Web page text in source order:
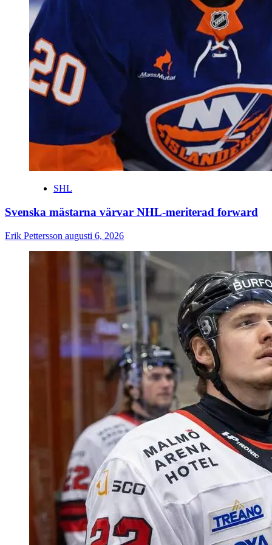
SHL
Svenska mästarna värvar NHL-meriterad forward
Erik Pettersson augusti 6, 2026